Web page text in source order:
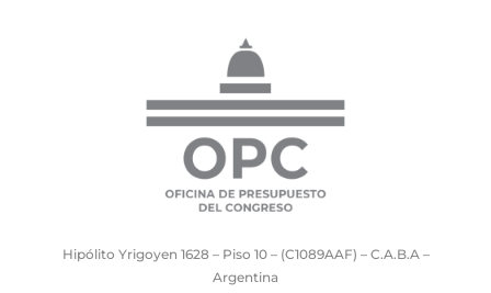
Hipólito Yrigoyen 1628 – Piso 10 – (C1089AAF) – C.A.B.A –
Argentina